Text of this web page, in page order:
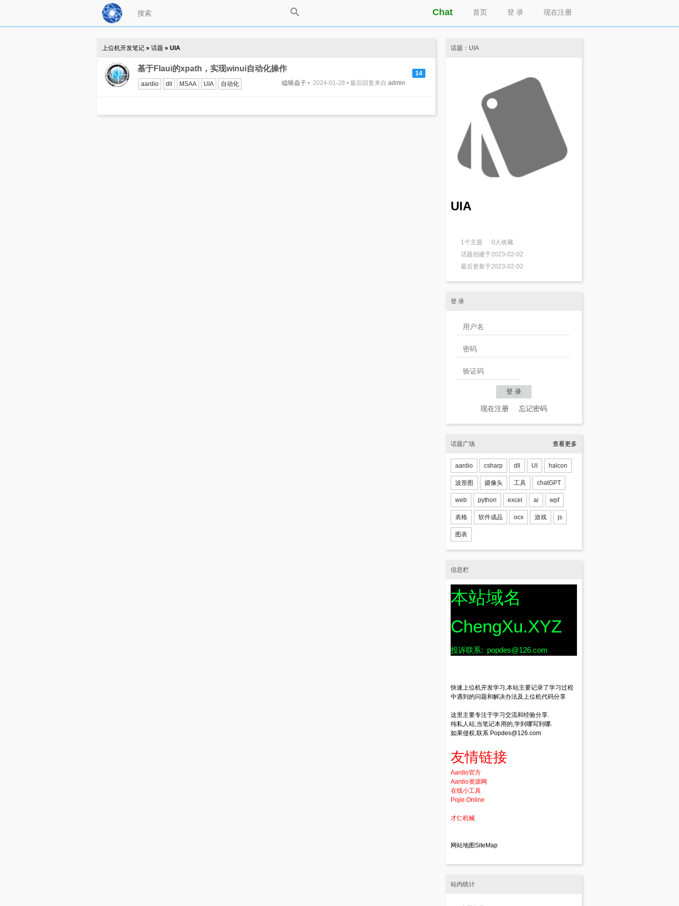
现在注册
登 录
首页
Chat
上位机开发笔记 » 话题 » UIA
基于Flaui的xpath，实现winui自动化操作
aardio dll MSAA UIA 自动化 瞌睡蟲子 • 2024-01-28 • 最后回复来自 admin
14
话题：UIA
UIA
1个主题 0人收藏
话题创建于2023-02-02
最后更新于2023-02-02
登 录
现在注册 忘记密码
话题广场 查看更多
aardio csharp dll UI halcon
波形图 摄像头 工具 chatGPT
web python excel ai wpf
表格 软件成品 ocx 游戏 js
图表
信息栏
本站域名
ChengXu.XYZ
投诉联系: popdes@126.com
快速上位机开发学习,本站主要记录了学习过程
中遇到的问题和解决办法及上位机代码分享
这里主要专注于学习交流和经验分享.
纯私人站,当笔记本用的,学到哪写到哪.
如果侵权,联系 Popdes@126.com
友情链接
Aardio官方
Aardio资源网
在线小工具
Pojie.Online
才仁机械
网站地图SiteMap
站内统计